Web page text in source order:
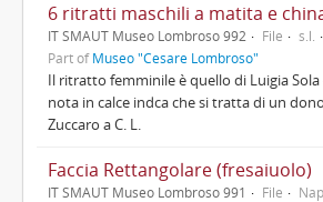
IT SMAUT Museo Lombroso 992 File
s.l.
Part ofMuseo "Cesare Lombroso"
Il ritratto femminile è quello di Luigia Sola
nota in calce indca che si tratta di un
Zuccaro a C. L.
Faccia Rettangolare (fresaiuolo)
IT SMAUT Museo Lombroso 991 File